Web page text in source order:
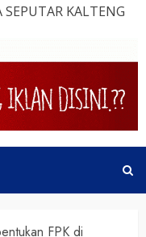
KALTENG
FPK di